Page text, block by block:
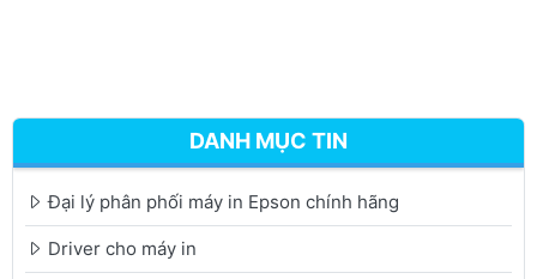
DANH MỤC TIN
Đại lý phân phối máy in Epson chính hãng
Driver cho máy in